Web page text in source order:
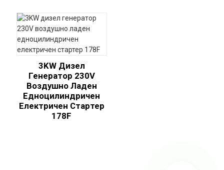
3KW Дизел
Генератор 230V
Воздушно Ладен
Едноцилиндричен
Електричен Стартер
178F